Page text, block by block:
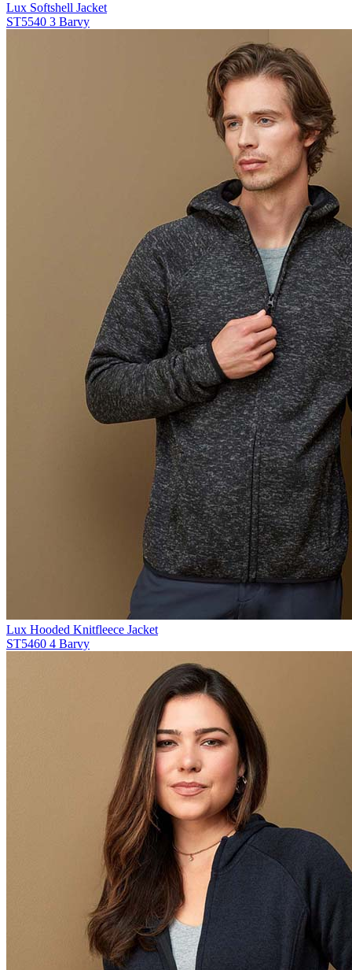
Lux Softshell Jacket
ST5540 3 Barvy
Lux Hooded Knitfleece Jacket
ST5460 4 Barvy